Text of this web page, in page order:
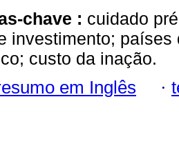
chave : cuidado
investimento;
custo da inação.
em Inglês ·